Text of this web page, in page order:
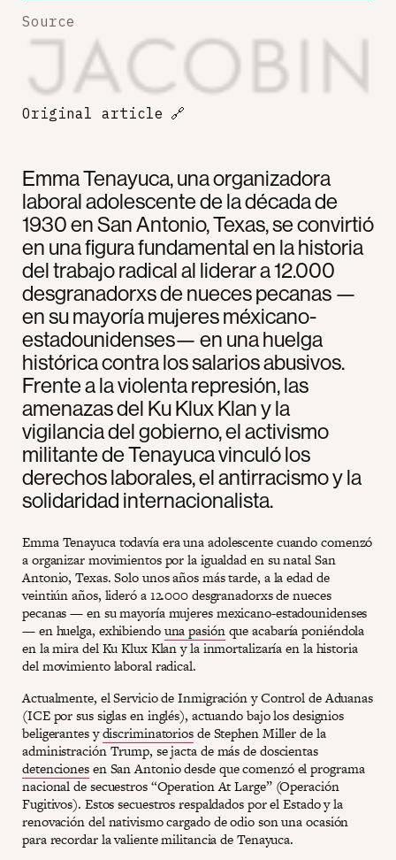
Emma Tenayuca, una organizadora
laboral adolescente de la década de
1930 en San Antonio, Texas, se convirtió
en una figura fundamental en la historia
del trabajo radical al liderar a 12.000
desgranadorxs de nueces pecanas —
en su mayoría mujeres méxicano-
estadounidenses— en una huelga
histórica contra los salarios abusivos.
Frente a la violenta represión, las
amenazas del Ku Klux Klan y la
vigilancia del gobierno, el activismo
militante de Tenayuca vinculó los
derechos laborales, el antirracismo y la
solidaridad internacionalista.
Emma Tenayuca todavía era una adolescente cuando comenzó
a organizar movimientos por la igualdad en su natal San
Antonio, Texas. Solo unos años más tarde, a la edad de
veintiún años, lideró a 12.000 desgranadorxs de nueces
pecanas — en su mayoría mujeres mexicano-estadounidenses
— en huelga, exhibiendouna pasiónque acabaría poniéndola
en la mira del Ku Klux Klan y la inmortalizaría en la historia
del movimiento laboral radical.
Actualmente, el Servicio de Inmigración y Control de Aduanas
(ICE por sus siglas en inglés), actuando bajo los designios
beligerantes ydiscriminatoriosde Stephen Miller de la
administración Trump, se jacta de más de doscientas
detencionesen San Antonio desde que comenzó el programa
nacional de secuestros “Operation At Large” (Operación
Fugitivos). Estos secuestros respaldados por el Estado y la
renovación del nativismo cargado de odio son una ocasión
para recordar la valiente militancia de Tenayuca.
Source
Original article 🔗